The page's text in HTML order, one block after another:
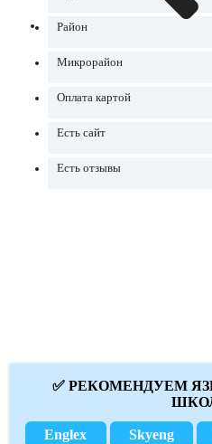
Район
Микрорайон
Оплата картой
Есть сайт
Есть отзывы
✅ РЕКОМЕНДУЕМ
Englex Skyeng